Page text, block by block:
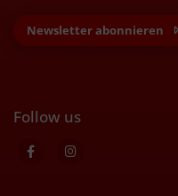
Newsletter abonnieren
Follow us